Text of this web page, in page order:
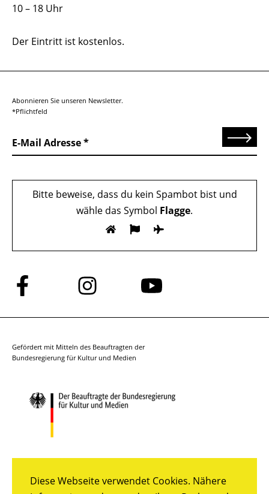
Diese Webseite verwendet Cookies. Nähere
10 – 18 Uhr
Der Eintritt ist kostenlos.
Abonnieren Sie unseren Newsletter.
*Pflichtfeld
E-Mail Adresse Senden
Bitte beweise, dass du kein Spambot bist und
wähle das Symbol Flagge.
Folge
uns
auf
Folge
uns
auf
Folge
auf
Gefördert mit Mitteln des Beauftragten der
Bundesregierung für Kultur und Medien